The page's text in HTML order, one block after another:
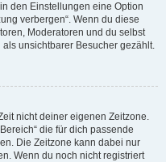
den Einstellungen eine Option
verbergen“. Wenn du diese
Moderatoren und du selbst
unsichtbarer Besucher gezählt.
nicht deiner eigenen Zeitzone.
die für dich passende
Die Zeitzone kann dabei nur
Wenn du noch nicht registriert